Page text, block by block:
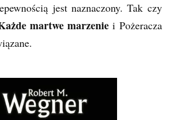
jest naznaczony. Tak czy
martwe marzenie i Pożeracza